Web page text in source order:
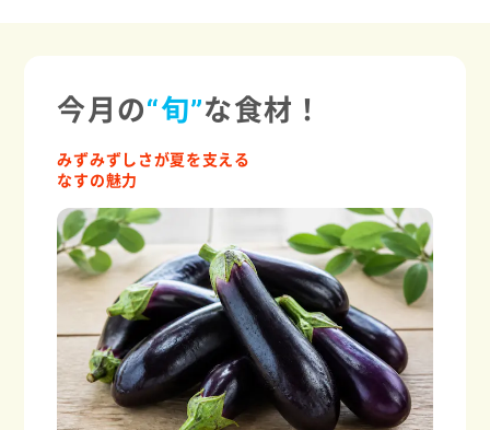
今月の“旬”な食材！
みずみずしさが夏を支える
なすの魅力